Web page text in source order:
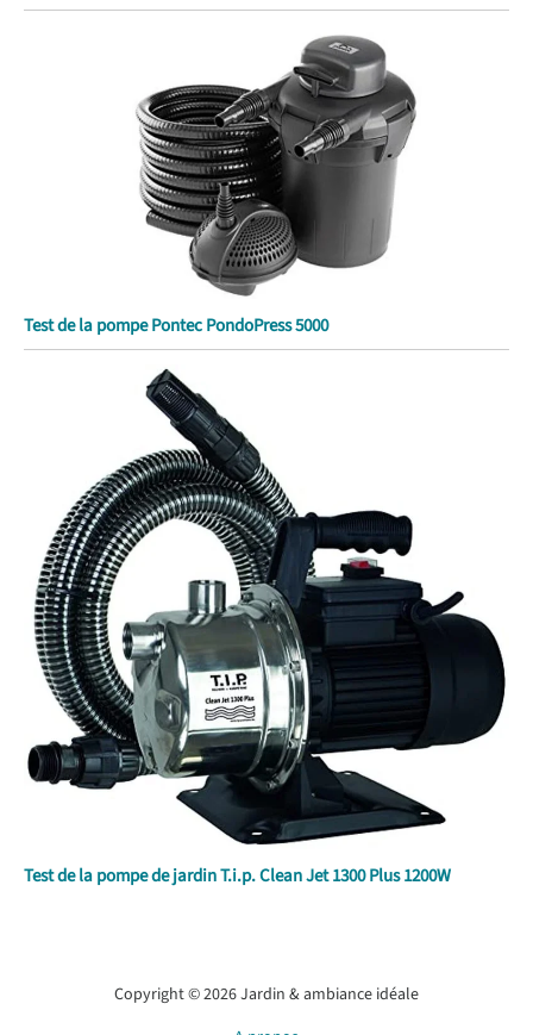
Test de la pompe Pontec PondoPress 5000
Test de la pompe de jardin T.i.p. Clean Jet 1300 Plus 1200W
Copyright © 2026 Jardin & ambiance idéale